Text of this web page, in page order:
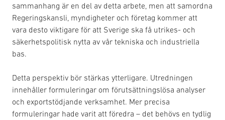
sammanhang är en del av detta arbete, men att samordna
Regeringskansli, myndigheter och företag kommer att
vara desto viktigare för att Sverige ska få utrikes- och
säkerhetspolitisk nytta av vår tekniska och industriella
bas.
Detta perspektiv bör stärkas ytterligare. Utredningen
innehåller formuleringar om förutsättningslösa analyser
och exportstödjande verksamhet. Mer precisa
formuleringar hade varit att föredra – det behövs en tydlig